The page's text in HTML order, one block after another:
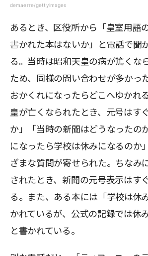
demaerre/gettyimages
あるとき、区役所から「皇室用語
書かれた本はないか」と電話で聞
る。当時は昭和天皇の病が篤くな
ため、同様の問い合わせが多かっ
おかくれになったらどこへゆかれ
皇が亡くなられたとき、元号はす
か」「当時の新聞はどうなったの
になったら学校は休みになるのか
ざまな質問が寄せられた。ちなみ
されたとき、新聞の元号表示はす
る。また、ある本には「学校は休
かれているが、公式の記録では休
と書かれている。